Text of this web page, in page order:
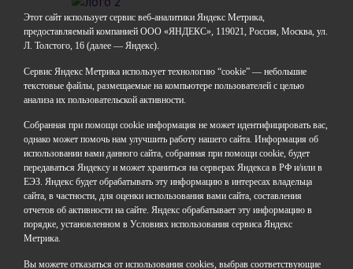
Этот сайт использует сервис веб-аналитики Яндекс Метрика,
предоставляемый компанией ООО «ЯНДЕКС», 119021, Россия, Москва, ул.
Л. Толстого, 16 (далее — Яндекс).
Сервис Яндекс Метрика использует технологию “cookie” — небольшие
текстовые файлы, размещаемые на компьютере пользователей с целью
анализа их пользовательской активности.
Собранная при помощи cookie информация не может идентифицировать вас,
однако может помочь нам улучшить работу нашего сайта. Информация об
использовании вами данного сайта, собранная при помощи cookie, будет
передаваться Яндексу и может храниться на серверах Яндекса в РФ и/или в
ЕЭЗ. Яндекс будет обрабатывать эту информацию в интересах владельца
сайта, в частности, для оценки использования вами сайта, составления
отчетов об активности на сайте. Яндекс обрабатывает эту информацию в
порядке, установленном в Условиях использования сервиса Яндекс
Метрика.
Вы можете отказаться от использования cookies, выбрав соответствующие
ГАОУДО «Центр развития талантов «Аврора»
ИНН: 0277946670
ОГРН: 119028008662
Юридический адрес: 450112, Российская Федерация,
город Уфа, улица Мира, дом 14
Фактический адрес: 450112, Российская Федерация,
Республика Башкортостан,
город Уфа, улица Мира, дом 14
+7 (347) 286-77-58 - отдел профильных смен
+7(347) 246-64-95 - отдел олимпиадного движения
+7 (347) 286-77-61 - отдел ДО